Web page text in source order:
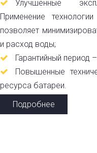
Улучшенные
Применение
позволяет
и расход воды;
Гарантийный период
Повышенные
ресурса батареи.
Подробнее